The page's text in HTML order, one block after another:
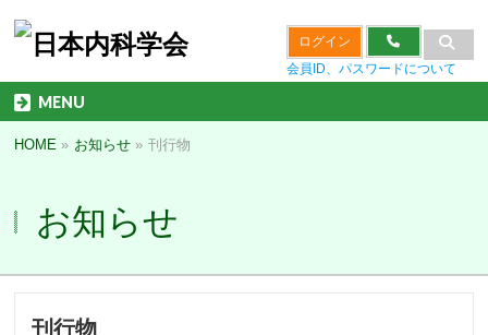
ログイン
会員ID、パスワードについて
MENU
HOME » お知らせ » 刊行物
お知らせ
刊行物